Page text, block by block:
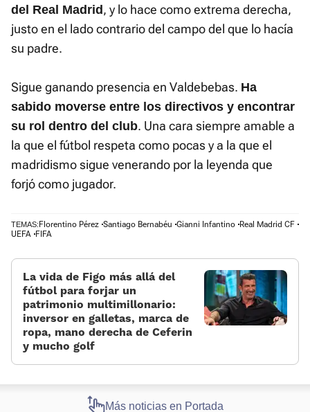
del Real Madrid , y lo hace como extrema derecha,
justo en el lado contrario del campo del que lo hacía
su padre.
Sigue ganando presencia en Valdebebas. Ha
sabido moverse entre los directivos y encontrar
su rol dentro del club. Una cara siempre amable a
la que el fútbol respeta como pocas y a la que el
madridismo sigue venerando por la leyenda que
forjó como jugador.
TEMAS: Florentino Pérez Santiago Bernabéu Gianni Infantino Real Madrid CF
UEFA FIFA
La vida de Figo más allá del
fútbol para forjar un
patrimonio multimillonario:
inversor en galletas, marca de
ropa, mano derecha de Ceferin
y mucho golf
Más noticias en Portada